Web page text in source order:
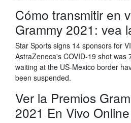
Cómo transmitir en
Grammy 2021: vea
Star Sports signs 14 sponsors for
AstraZeneca's COVID-19 shot was
waiting at the US-Mexico border
been suspended.
Ver la Premios
2021 En Vivo